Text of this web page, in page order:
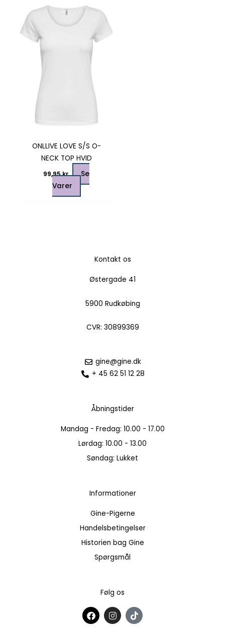
ONLLIVE LOVE S/S O-
NECK TOP HVID
99,95kr.
Se
Varer
vare
flere
varianter.
Mulighederne
vælges
varesiden
Kontakt os
Østergade 41
5900 Rudkøbing
CVR: 30899369
gine@gine.dk
+ 45 62 51 12 28
Åbningstider
Mandag - Fredag: 10.00 - 17.00
Lørdag: 10.00 - 13.00
Søndag: Lukket
Informationer
Gine-Pigerne
Handelsbetingelser
Historien bag Gine
Spørgsmål
Følg os
F
a
I
n
T
i